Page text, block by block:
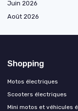
Juin 2026
Août 2026
Shopping
Motos électriques
Scooters électriques
Mini motos et véhicules